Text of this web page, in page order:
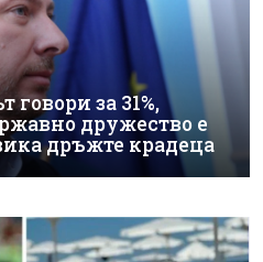
за 31%,
дружество е
дръжте крадеца